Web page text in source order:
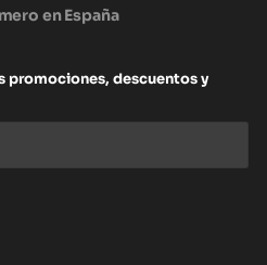
en España
promociones, descuentos y